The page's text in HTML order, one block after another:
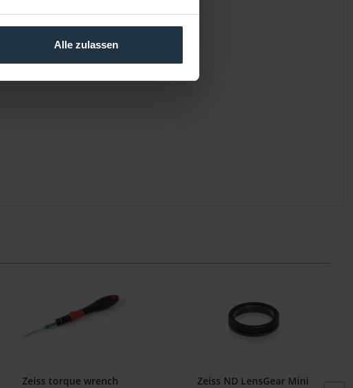
Alle zulassen
Zeiss torque wrench Zeiss ND LensGear Mini